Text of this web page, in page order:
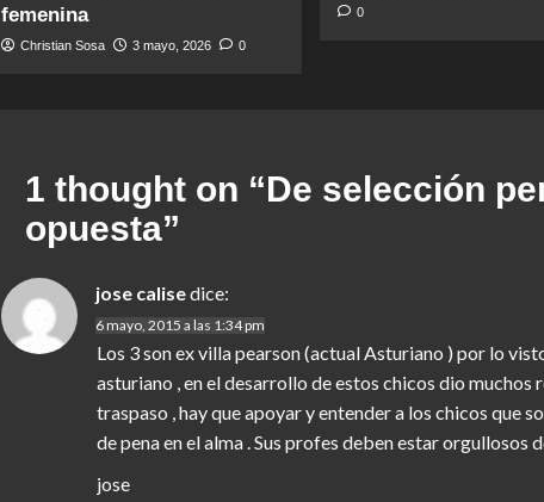
femenina
Christian Sosa 3 mayo, 2026 0
0
1 thought on “De selección
opuesta”
jose calisedice:
6 mayo, 2015 a las 1:34 pm
Los 3 son ex villa pearson (actual Asturiano ) por lo
asturiano , en el desarrollo de estos chicos dio
traspaso , hay que apoyar y entender a los chicos que
de pena en el alma . Sus profes deben estar orgullosos
jose